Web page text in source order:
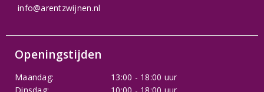
info@arentzwijnen.nl
Openingstijden
Maandag:
13:00 - 18:00 uur